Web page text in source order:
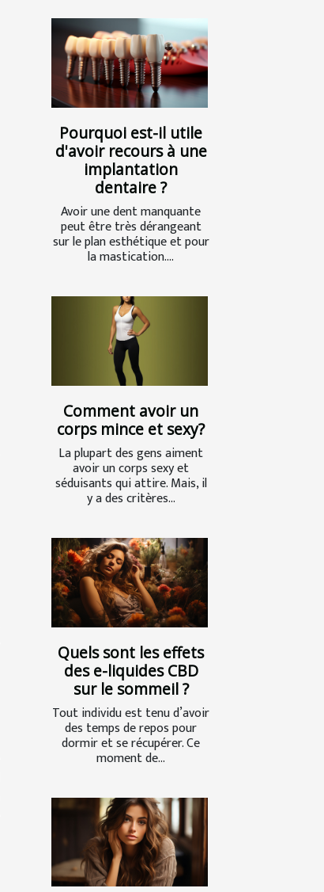
Pourquoi est-il utile
d'avoir recours à une
implantation
dentaire ?
Avoir une dent manquante
peut être très dérangeant
sur le plan esthétique et pour
la mastication....
Comment avoir un
corps mince et sexy?
La plupart des gens aiment
avoir un corps sexy et
séduisants qui attire. Mais, il
y a des critères...
Quels sont les effets
des e-liquides CBD
sur le sommeil ?
Tout individu est tenu d’avoir
des temps de repos pour
dormir et se récupérer. Ce
moment de...